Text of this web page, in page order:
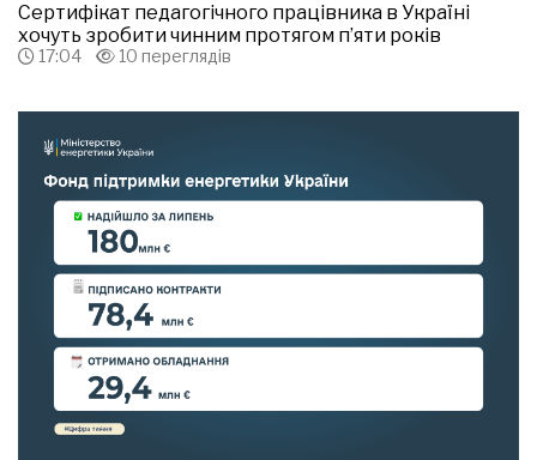
Сертифікат педагогічного працівника в Україні
хочуть зробити чинним протягом п’яти років
17:04 10 переглядів